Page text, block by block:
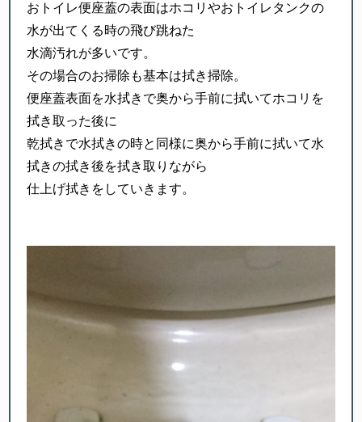
おトイレ便座蓋の表面はホコリやおトイレタンクの
水が出てくる時の飛び跳ねた
水滴汚れが多いです。
その場合のお掃除も基本は拭き掃除。
便座蓋表面を水拭きで奥から手前に拭いてホコリを
拭き取った後に
乾拭きで水拭きの時と同様に奥から手前に拭いて水
拭きの拭き後を拭き取りながら
仕上げ拭きをしていきます。